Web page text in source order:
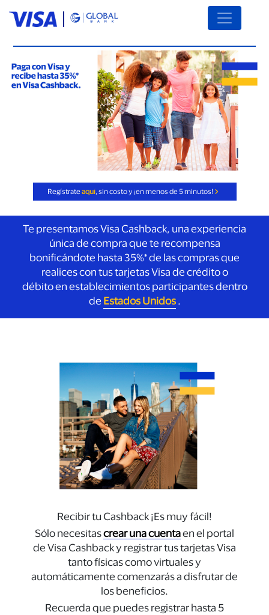
Regístrateaquí, sin costo y ¡en menos de 5 minutos!
Te presentamos Visa Cashback, una experiencia
única de compra que te recompensa
bonificándote hasta 35%* de las compras que
realices con tus tarjetas Visa de crédito o
débito en establecimientos participantes dentro
de Estados Unidos .
Recibir tu Cashback ¡Es muy fácil!
Sólo necesitascrear una cuentaen el portal
de Visa Cashback y registrar tus tarjetas Visa
tanto físicas como virtuales y
automáticamente comenzarás a disfrutar de
los beneficios.
Recuerda que puedes registrar hasta 5